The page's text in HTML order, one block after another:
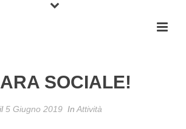
SOCIALE!
5 Giugno 2019 In Attività